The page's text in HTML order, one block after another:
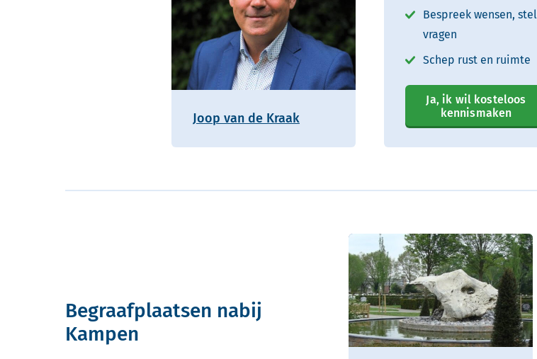
Joop van de Kraak
Bespreek wensen, stel
vragen
Schep rust en ruimte
Ja, ik wil kosteloos
kennismaken
Begraafplaatsen nabij
Kampen